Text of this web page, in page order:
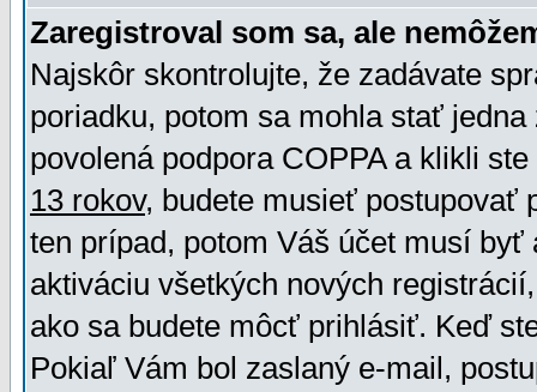
Zaregistroval som sa, ale
Najskôr skontrolujte, že zadávate
poriadku, potom sa mohla stať
povolená podpora COPPA a klikli
13 rokov, budete musieť postupovať
ten prípad, potom Váš účet musí
aktiváciu všetkých nových
ako sa budete môcť prihlásiť. Keď
Pokiaľ Vám bol zaslaný e-mail,